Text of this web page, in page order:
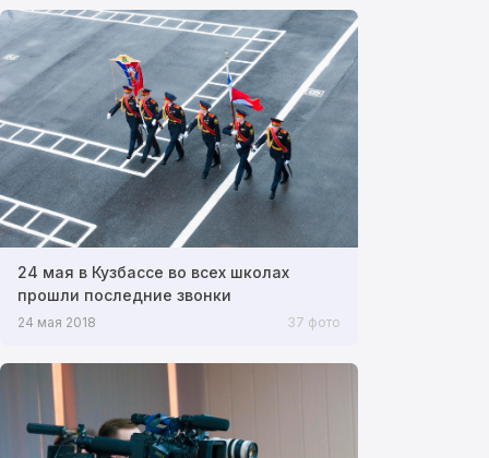
24 мая в Кузбассе во всех школах
прошли последние звонки
24 мая 2018 37 фото